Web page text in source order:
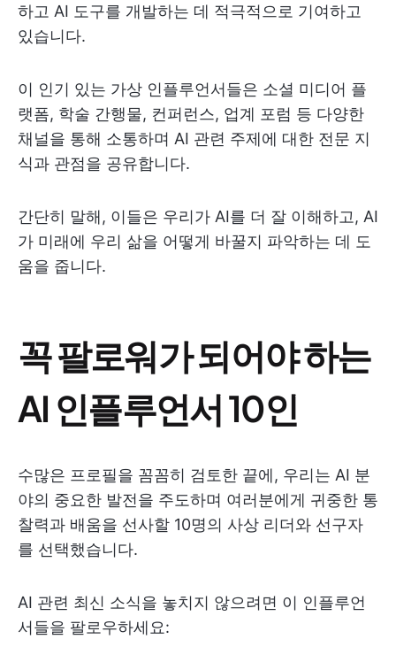
하고 AI 도구를 개발하는 데 적극적으로 기여하고
있습니다.
이 인기 있는 가상 인플루언서들은 소셜 미디어 플
랫폼, 학술 간행물, 컨퍼런스, 업계 포럼 등 다양한
채널을 통해 소통하며 AI 관련 주제에 대한 전문 지
식과 관점을 공유합니다.
간단히 말해, 이들은 우리가 AI를 더 잘 이해하고, AI
가 미래에 우리 삶을 어떻게 바꿀지 파악하는 데 도
움을 줍니다.
꼭 팔로워가 되어야 하는
AI 인플루언서 10인
수많은 프로필을 꼼꼼히 검토한 끝에, 우리는 AI 분
야의 중요한 발전을 주도하며 여러분에게 귀중한 통
찰력과 배움을 선사할 10명의 사상 리더와 선구자
를 선택했습니다.
AI 관련 최신 소식을 놓치지 않으려면 이 인플루언
서들을 팔로우하세요: